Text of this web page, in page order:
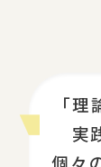
「理
実
個々